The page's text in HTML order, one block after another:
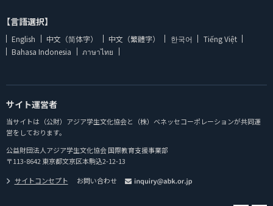
【言語選択】
English 中文（简体字） 中文（繁體字） 한국어
Tiếng Việt
Bahasa Indonesia
ภาษาไทย
サイト運営者
当サイトは（公財）アジア学生文化協会と（株）ベネッセコーポレーションが共同運
営をしております。
公益財団法人アジア学生文化協会 国際教育支援事業部
〒113-8642 東京都文京区本駒込2-12-13
サイトコンセプト
お問い合わせ